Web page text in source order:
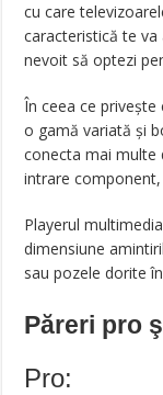
cu care
caracteristică te
nevoit să optezi
În ceea ce
o gamă variată și
conecta mai multe
intrare
Playerul
dimensiune
sau pozele dorite
Păreri pro
Pro: